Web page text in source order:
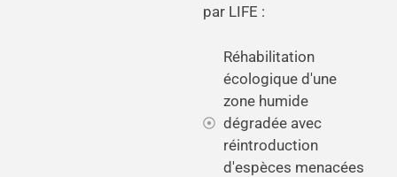
par LIFE :
Réhabilitation
écologique d'une
zone humide
dégradée avec
réintroduction
d'espèces menacées